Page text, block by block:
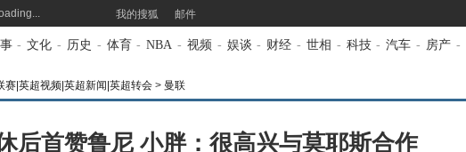
我的搜狐 邮件
- 文化 - 历史 - 体育 - NBA - 视频 - 娱谈 - 财经 - 世相 - 科技 - 汽车 - 房产 -
赛|英超视频|英超新闻|英超转会 > 曼联
后首赞鲁尼 小胖：很高兴与莫耶斯合作